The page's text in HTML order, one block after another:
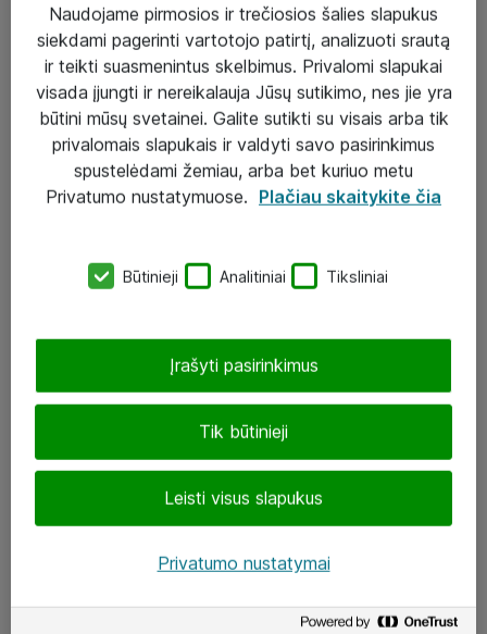
Sprendimai ir paslaugos
Paslaugos
Sprendimai
Įgyvendinti projektai
Atea ekspertų patarimai verslui
UAB „ATEA“
J. Rutkausko g. 6, Vilnius
Atea kontaktai
Aplankykite mus
Naudojame pirmosios ir trečiosios šalies slapukus
siekdami pagerinti vartotojo patirtį, analizuoti srautą
ir teikti suasmenintus skelbimus. Privalomi slapukai
visada įjungti ir nereikalauja Jūsų sutikimo, nes jie yra
būtini mūsų svetainei. Galite sutikti su visais arba tik
privalomais slapukais ir valdyti savo pasirinkimus
spustelėdami žemiau, arba bet kuriuo metu
Privatumo nustatymuose. Plačiau skaitykite čia
Būtinieji Analitiniai Tiksliniai
Tik būtinieji
Leisti visus slapukus
Įrašyti pasirinkimus
Privatumo nustatymai